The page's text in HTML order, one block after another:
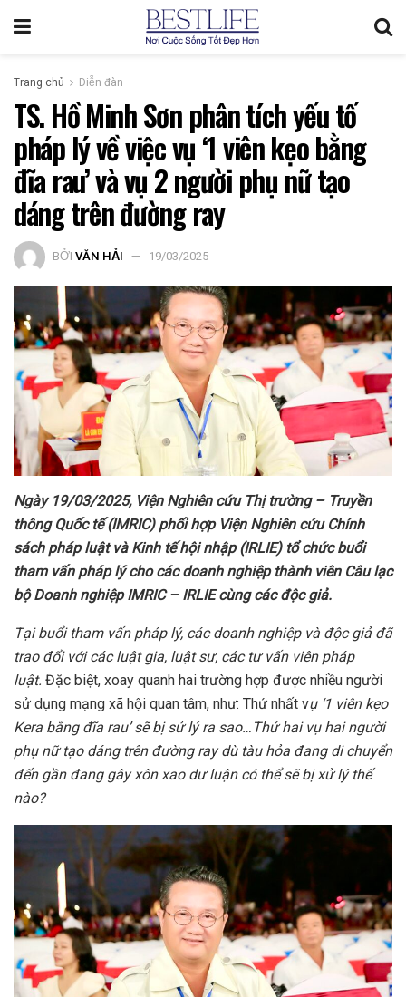
Trang chủ Diễn đàn
TS. Hồ Minh Sơn phân tích yếu tố
pháp lý về việc vụ ‘1 viên kẹo bằng
đĩa rau’ và vụ 2 người phụ nữ tạo
dáng trên đường ray
BỞI VĂN HẢI 19/03/2025
Ngày 19/03/2025, Viện Nghiên cứu Thị trường – Truyền
thông Quốc tế (IMRIC) phối hợp Viện Nghiên cứu Chính
sách pháp luật và Kinh tế hội nhập (IRLIE) tổ chức buổi
tham vấn pháp lý cho các doanh nghiệp thành viên Câu lạc
bộ Doanh nghiệp IMRIC – IRLIE cùng các độc giả.
Tại buổi tham vấn pháp lý, các doanh nghiệp và độc giả đã
trao đổi với các luật gia, luật sư, các tư vấn viên pháp
luật. Đặc biệt, xoay quanh hai trường hợp được nhiều người
sử dụng mạng xã hội quan tâm, như: Thứ nhất vụ ‘1 viên kẹo
Kera bằng đĩa rau’sẽ bị sử lý ra sao…Thứhaivụ hai người
phụ nữ tạo dáng trên đường ray dù tàu hỏa đang di chuyển
đến gần đang gây xôn xao dư luận có thể sẽ bị xử lý thế
nào?